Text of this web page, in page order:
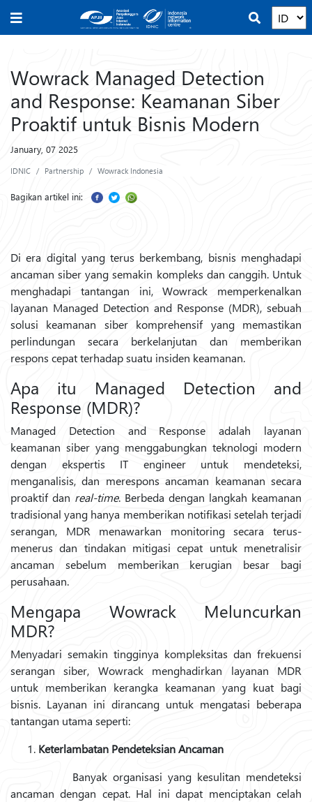
Wowrack Managed Detection
and Response: Keamanan Siber
Proaktif untuk Bisnis Modern
January, 07 2025
IDNIC Partnership Wowrack Indonesia
Bagikan artikel ini:
Di era digital yang terus berkembang, bisnis menghadapi
ancaman siber yang semakin kompleks dan canggih. Untuk
menghadapi tantangan ini, Wowrack memperkenalkan
layanan Managed Detection and Response (MDR), sebuah
solusi keamanan siber komprehensif yang memastikan
perlindungan secara berkelanjutan dan memberikan
respons cepat terhadap suatu insiden keamanan.
Apa itu Managed Detection and
Response (MDR)?
Managed Detection and Response adalah layanan
keamanan siber yang menggabungkan teknologi modern
dengan ekspertis IT engineer untuk mendeteksi,
menganalisis, dan merespons ancaman keamanan secara
proaktif dan real-time. Berbeda dengan langkah keamanan
tradisional yang hanya memberikan notifikasi setelah terjadi
serangan, MDR menawarkan monitoring secara terus-
menerus dan tindakan mitigasi cepat untuk menetralisir
ancaman sebelum memberikan kerugian besar bagi
perusahaan.
Mengapa Wowrack Meluncurkan
MDR?
Menyadari semakin tingginya kompleksitas dan frekuensi
serangan siber, Wowrack menghadirkan layanan MDR
untuk memberikan kerangka keamanan yang kuat bagi
bisnis. Layanan ini dirancang untuk mengatasi beberapa
tantangan utama seperti:
Keterlambatan Pendeteksian Ancaman
Banyak organisasi yang kesulitan mendeteksi
ancaman dengan cepat. Hal ini dapat menciptakan celah